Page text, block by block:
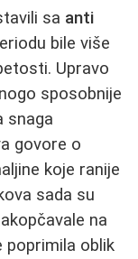
sa anti
bile više
Upravo
sposobnije
snaga
govore o
koje ranije
sada su
na
poprimila oblik